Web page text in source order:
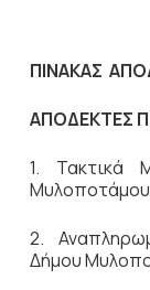
ΠΙΝΑΚΑΣ
ΑΠΟΔΕΚΤΕΣ
1. Τακτικά
Μυλοποτάμου
2.
Δήμου